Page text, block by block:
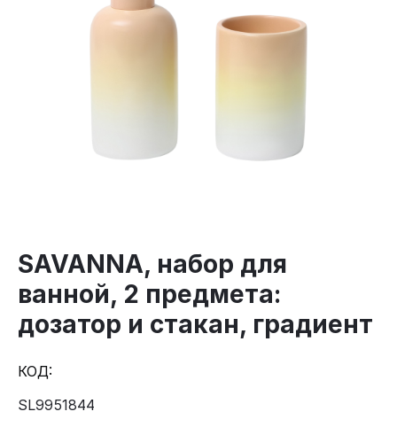
SAVANNA, набор для
ванной, 2 предмета:
дозатор и стакан, градиент
КОД:
SL9951844